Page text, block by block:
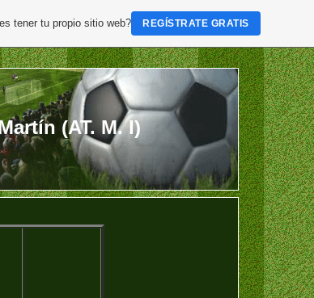
(AT. M. I)
tener tu propio sitio web? REGÍSTRATE GRATIS